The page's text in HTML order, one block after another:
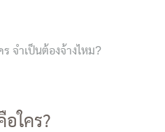
จำเป็นต้องจ้างไหม?
อใคร?